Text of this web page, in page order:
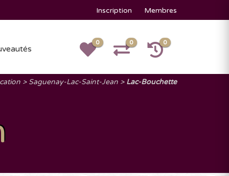
Inscription Membres
0 0 0
Saguenay-Lac-Saint-Jean Lac-Bouchette